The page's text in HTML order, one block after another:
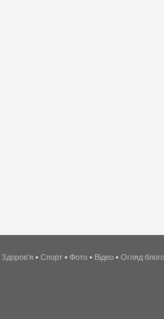
Здоров'я • Спорт • Фото • Відео • Огляд